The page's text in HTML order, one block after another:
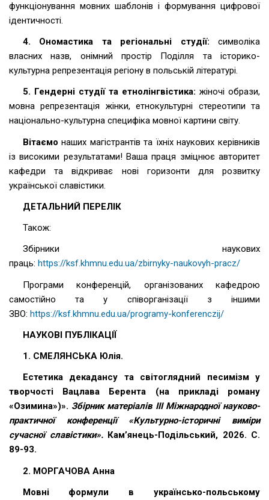
функціонування мовних шаблонів і формування цифрової
ідентичності.
4. Ономастика та регіональні студії: символіка
власних назв, онімний простір Поділля та історико-
культурна репрезентація регіону в польській літературі.
5. Гендерні студії та етнолінгвістика: жіночі образи,
мовна репрезентація жінки, етнокультурні стереотипи та
національно-культурна специфіка мовної картини світу.
Вітаємо наших магістрантів та їхніх наукових керівників
із високими результатами! Ваша праця зміцнює авторитет
кафедри та відкриває нові горизонти для розвитку
української славістики.
ДЕТАЛЬНИЙ ПЕРЕЛІК
Також:
Збірники наукових
праць: https://ksf.khmnu.edu.ua/zbirnyky-naukovyh-pracz/
Програми конференцій, організованих кафедрою
самостійно та у співорганізації з іншими
ЗВО: https://ksf.khmnu.edu.ua/programy-konferenczij/
НАУКОВІ ПУБЛІКАЦІЇ
1. СМЕЛЯНСЬКА Юлія.
Естетика декадансу та світоглядний песимізм у
творчості Вацлава Берента (на прикладі роману
«Озимина»)». Збірник матеріалів ІІІ Міжнародної науково-
практичної конференції «Культурно-історичні виміри
сучасної славістики».Кам’янець-Подільський, 2026. С.
89-93.
2. МОРГАЧОВА Анна
Мовні формули в українсько-польському